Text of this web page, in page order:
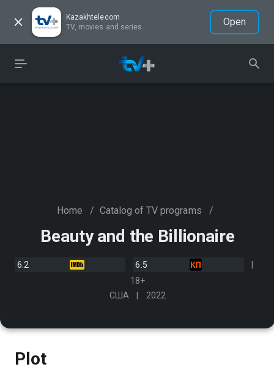
Kazakhtelecom
TV, movies and series
Open
Home / Catalog of TV programs /
Beauty and the Billionaire
6.2
6.5
18+
США
2022
Plot